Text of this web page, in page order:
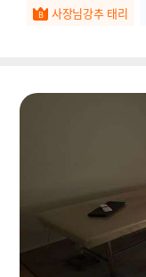
사장님강추 태리